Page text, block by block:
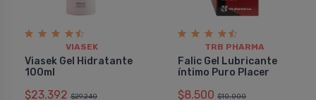
VIASEK
Viasek Gel Hidratante
100ml
$23.392 $29.240
TRB PHARMA
Falic Gel Lubricante
íntimo Puro Placer
$8.500 $10.000